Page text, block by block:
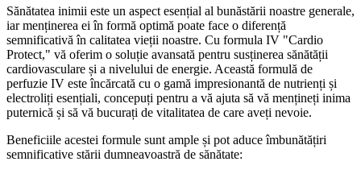
Sănătatea inimii este un aspect esențial al bunăstării noastre generale,
iar menținerea ei în formă optimă poate face o diferență
semnificativă în calitatea vieții noastre. Cu formula IV "Cardio
Protect," vă oferim o soluție avansată pentru susținerea sănătății
cardiovasculare și a nivelului de energie. Această formulă de
perfuzie IV este încărcată cu o gamă impresionantă de nutrienți și
electroliți esențiali, concepuți pentru a vă ajuta să vă mențineți inima
puternică și să vă bucurați de vitalitatea de care aveți nevoie.
Beneficiile acestei formule sunt ample și pot aduce îmbunătățiri
semnificative stării dumneavoastră de sănătate: